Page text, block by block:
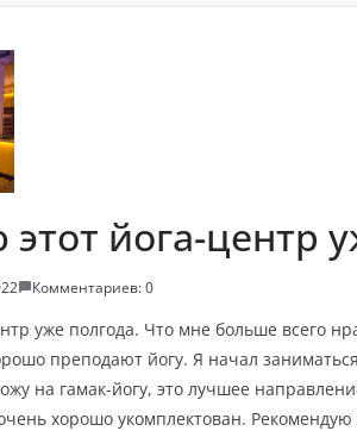
йога-центр
Комментариев: 0
уже полгода. Что мне больше всего
преподают йогу. Я начал
на гамак-йогу, это лучшее
хорошо укомплектован.